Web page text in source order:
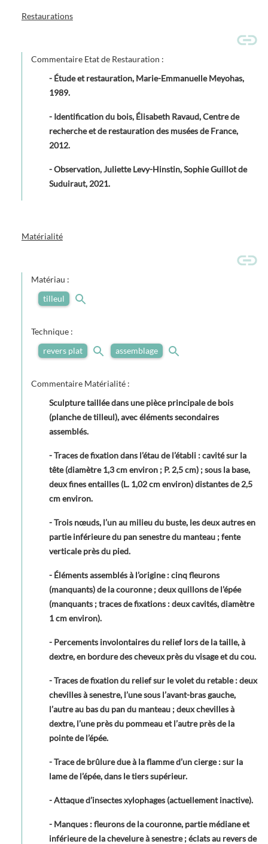
Restaurations
Commentaire Etat de Restauration :
- Étude et restauration, Marie-Emmanuelle Meyohas,
1989.
- Identification du bois, Élisabeth Ravaud, Centre de
recherche et de restauration des musées de France,
2012.
- Observation, Juliette Levy-Hinstin, Sophie Guillot de
Suduiraut, 2021.
Matérialité
Matériau :
tilleul
Technique :
revers plat
assemblage
Commentaire Matérialité :
Sculpture taillée dans une pièce principale de bois
(planche de tilleul), avec éléments secondaires
assemblés.
- Traces de fixation dans l’étau de l’établi : cavité sur la
tête (diamètre 1,3 cm environ ; P. 2,5 cm) ; sous la base,
deux fines entailles (L. 1,02 cm environ) distantes de 2,5
cm environ.
- Trois nœuds, l’un au milieu du buste, les deux autres en
partie inférieure du pan senestre du manteau ; fente
verticale près du pied.
- Éléments assemblés à l’origine : cinq fleurons
(manquants) de la couronne ; deux quillons de l’épée
(manquants ; traces de fixations : deux cavités, diamètre
1 cm environ).
- Percements involontaires du relief lors de la taille, à
dextre, en bordure des cheveux près du visage et du cou.
- Traces de fixation du relief sur le volet du retable : deux
chevilles à senestre, l’une sous l’avant-bras gauche,
l’autre au bas du pan du manteau ; deux chevilles à
dextre, l’une près du pommeau et l’autre près de la
pointe de l’épée.
- Trace de brûlure due à la flamme d’un cierge : sur la
lame de l’épée, dans le tiers supérieur.
- Attaque d’insectes xylophages (actuellement inactive).
- Manques : fleurons de la couronne, partie médiane et
inférieure de la chevelure à senestre ; éclats au revers de